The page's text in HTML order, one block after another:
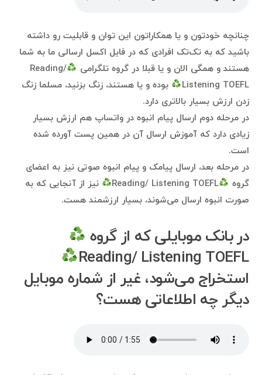
چنانچه خودتون و یا همکاراتون این توان و قابلیت رو داشته
باشید که به تک‌تک افرادی که در فایل اکسل ارسالی ما به شما
هستند و همگی الان و یا قبلا در گروه تلگرامی
Reading/
Listening TOEFL
بوده و یا هستند، زنگ بزنید، مسلما زنگ
زدن ارزش بسیار بالاتری دارد.
در مرحله دوم ارسال پیام انبوه در واتساپ هم ارزش بسیار
زیادی دارد که آموزش ارسال آن در همین پست آورده شده
است.
در مرحله بعد، ارسال پیامک و پیام انبوه صوتی نیز به اعضای
گروه
Reading/ Listening TOEFL
نیز از آنجایی که به
صورت انبوه ارسال می‌شوند، بسیار ارزشمند هست.
در بانک موبایلی که از گروه
Reading/ Listening TOEFL
استخراج می‌شود، غیر از شماره موبایل
دیگر چه اطلاعاتی هست؟